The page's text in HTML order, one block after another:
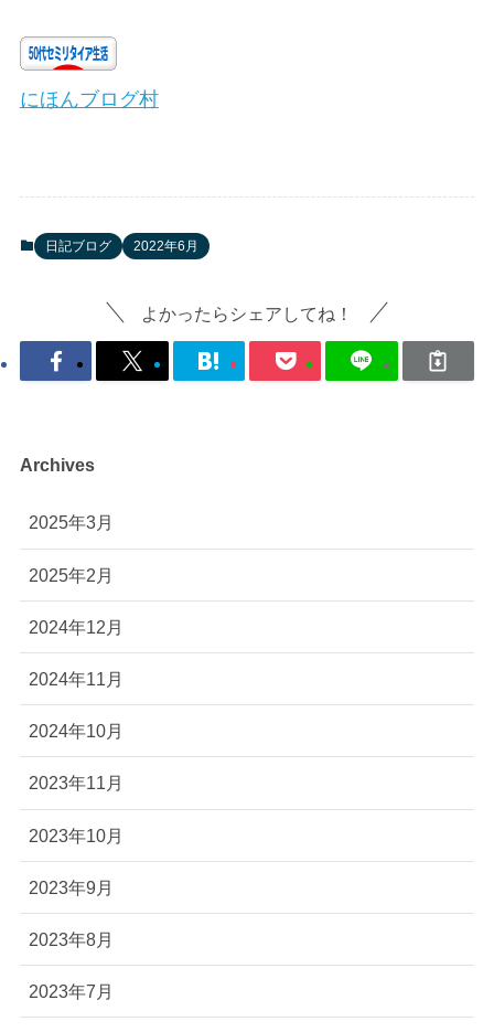
にほんブログ村
日記ブログ 2022年6月
よかったらシェアしてね！
Archives
2025年3月
2025年2月
2024年12月
2024年11月
2024年10月
2023年11月
2023年10月
2023年9月
2023年8月
2023年7月